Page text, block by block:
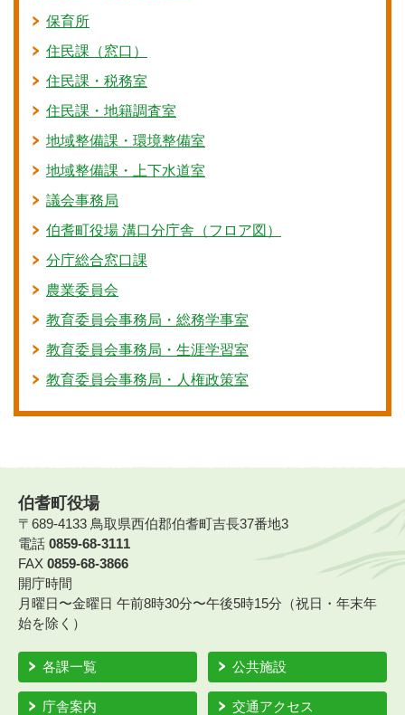
保育所
住民課（窓口）
住民課・税務室
住民課・地籍調査室
地域整備課・環境整備室
地域整備課・上下水道室
議会事務局
伯耆町役場 溝口分庁舎（フロア図）
分庁総合窓口課
農業委員会
教育委員会事務局・総務学事室
教育委員会事務局・生涯学習室
教育委員会事務局・人権政策室
伯耆町役場
〒689-4133 鳥取県西伯郡伯耆町吉長37番地3
電話 0859-68-3111
FAX 0859-68-3866
開庁時間
月曜日〜金曜日 午前8時30分〜午後5時15分（祝日・年末年
始を除く）
各課一覧 公共施設
庁舎案内 交通アクセス